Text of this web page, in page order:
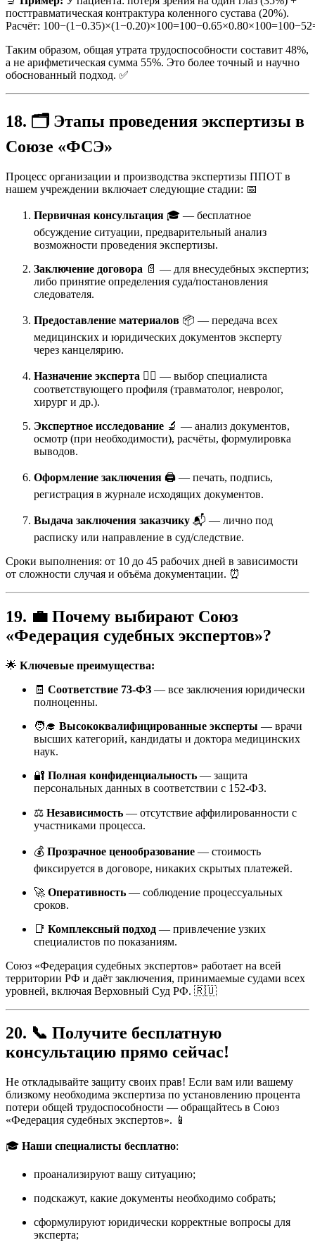
посттравматическая контрактура коленного сустава (20%).
Расчёт:
Таким образом, общая утрата трудоспособности составит 48%,
а не арифметическая сумма 55%. Это более точный и научно
обоснованный подход. ✅
18. 🗂️ Этапы проведения экспертизы в
Союзе «ФСЭ»
Процесс организации и производства экспертизы ППОТ в
нашем учреждении включает следующие стадии: 📅
Первичная консультация 🎓 — бесплатное
обсуждение ситуации, предварительный анализ
возможности проведения экспертизы.
Заключение договора 📄 — для внесудебных экспертиз;
либо принятие определения суда/постановления
следователя.
Предоставление материалов 📦 — передача всех
медицинских и юридических документов эксперту
через канцелярию.
Назначение эксперта 🧑‍⚖️ — выбор специалиста
соответствующего профиля (травматолог, невролог,
хирург и др.).
Экспертное исследование 🔬 — анализ документов,
осмотр (при необходимости), расчёты, формулировка
выводов.
Оформление заключения 🖨️ — печать, подпись,
регистрация в журнале исходящих документов.
Выдача заключения заказчику 📬 — лично под
расписку или направление в суд/следствие.
Сроки выполнения: от 10 до 45 рабочих дней в зависимости
от сложности случая и объёма документации. ⏰
19. 💼 Почему выбирают Союз
«Федерация судебных экспертов»?
🌟 Ключевые преимущества:
🧾 Соответствие 73-ФЗ — все заключения юридически
полноценны.
🧑‍🎓 Высококвалифицированные эксперты — врачи
высших категорий, кандидаты и доктора медицинских
наук.
🔐 Полная конфиденциальность — защита
персональных данных в соответствии с 152-ФЗ.
⚖️ Независимость — отсутствие аффилированности с
участниками процесса.
💰 Прозрачное ценообразование — стоимость
фиксируется в договоре, никаких скрытых платежей.
🚀 Оперативность — соблюдение процессуальных
сроков.
📑 Комплексный подход — привлечение узких
специалистов по показаниям.
Союз «Федерация судебных экспертов» работает на всей
территории РФ и даёт заключения, принимаемые судами всех
уровней, включая Верховный Суд РФ. 🇷🇺
20. 📞 Получите бесплатную
консультацию прямо сейчас!
Не откладывайте защиту своих прав! Если вам или вашему
близкому необходима экспертиза по установлению процента
потери общей трудоспособности — обращайтесь в Союз
«Федерация судебных экспертов». 📱
🎓 Наши специалисты бесплатно:
проанализируют вашу ситуацию;
подскажут, какие документы необходимо собрать;
сформулируют юридически корректные вопросы для
эксперта;